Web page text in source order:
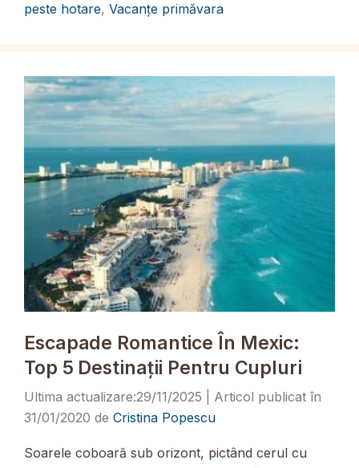
peste hotare, Vacanțe primăvara
Escapade Romantice În Mexic:
Top 5 Destinații Pentru Cupluri
29/11/2025
31/01/2020 de Cristina Popescu
Soarele coboară sub orizont, pictând cerul cu